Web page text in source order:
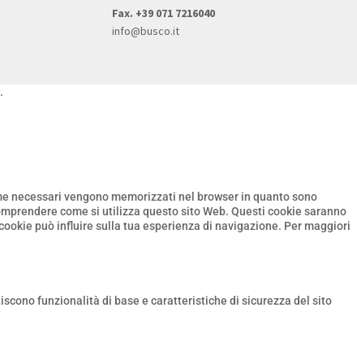
Fax. +39 071 7216040
info@busco.it
necessari vengono memorizzati nel browser in quanto sono
come si utilizza questo sito Web. Questi cookie saranno
può influire sulla tua esperienza di navigazione. Per maggiori
funzionalità di base e caratteristiche di sicurezza del sito